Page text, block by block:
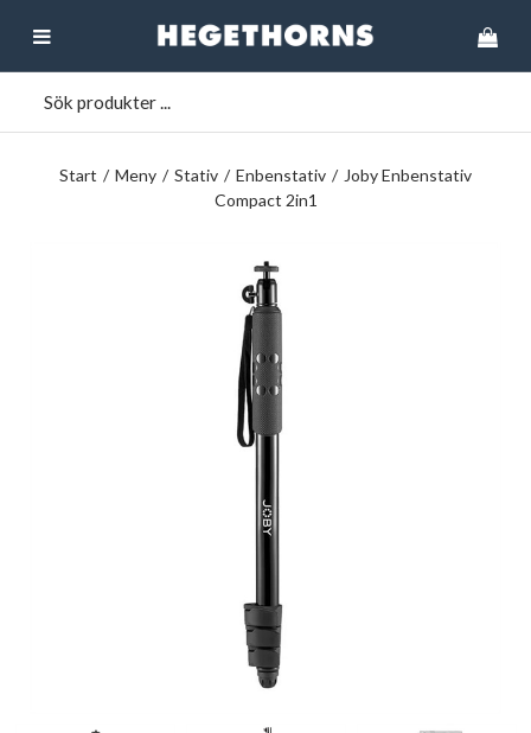
Start / Meny / Stativ / Enbenstativ / Joby Enbenstativ
Compact 2in1